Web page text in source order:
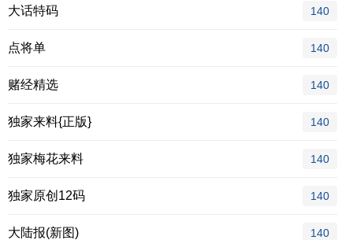
大话特码 140
点将单 140
赌经精选 140
独家来料{正版} 140
独家梅花来料 140
独家原创12码 140
大陆报(新图) 140